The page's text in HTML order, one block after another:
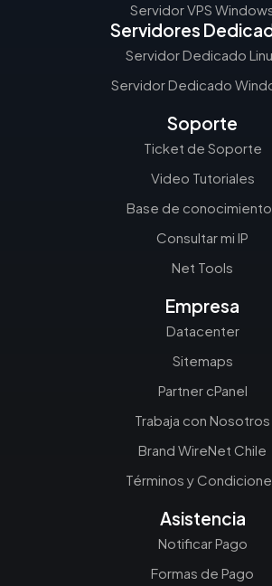
Servidor VPS
Servidores
Servidor Dedicado
Servidor Dedicado
Soporte
Ticket de Soporte
Video Tutoriales
Base de
Consultar mi IP
Net Tools
Empresa
Datacenter
Sitemaps
Partner cPanel
Trabaja con Nosotros
Brand WireNet Chile
Términos y
Asistencia
Notificar Pago
Formas de Pago